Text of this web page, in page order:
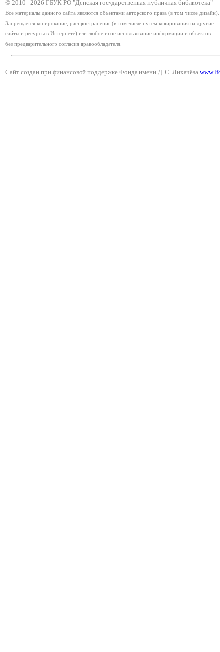
© 2010 - 2026 ГБУК РО "Донская государственная публичная библиотека"
Все материалы данного сайта являются объектами авторского права (в том числе дизайн).
Запрещается копирование, распространение (в том числе путём копирования на другие
сайты и ресурсы в Интернете) или любое иное использование информации и объектов
без предварительного согласия правообладателя.
Сайт создан при финансовой поддержке Фонда имени Д. С. Лихачёва